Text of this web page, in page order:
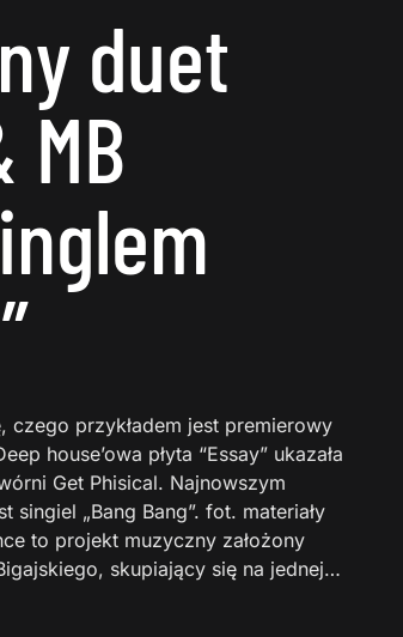
duet
MB
czego przykładem jest premierowy
house’owa płyta “Essay” ukazała
Get Phisical. Najnowszym
„Bang Bang”. fot. materiały
to projekt muzyczny założony
skupiający się na jednej…